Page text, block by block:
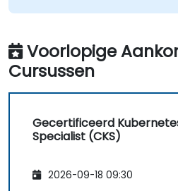
Voorlopige
Cursussen
Gecertificeerd
Specialist (CKS)
2026-09-18 09:30